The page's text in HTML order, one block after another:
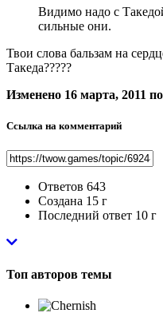
Видимо надо с
сильные они.
Твои слова бальзам на
Такеда?????
Изменено 16 марта, 2011
Ссылка на комментарий
Ответов 643
Создана 15 г
Последний ответ 10 г
Топ авторов темы